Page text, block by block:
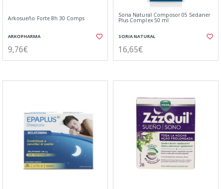
Arkosueño Forte 8h 30 Comps
ARKOPHARMA
9,76€
Soria Natural Composor 05 Sedaner
Plus Complex 50 ml
SORIA NATURAL
16,65€